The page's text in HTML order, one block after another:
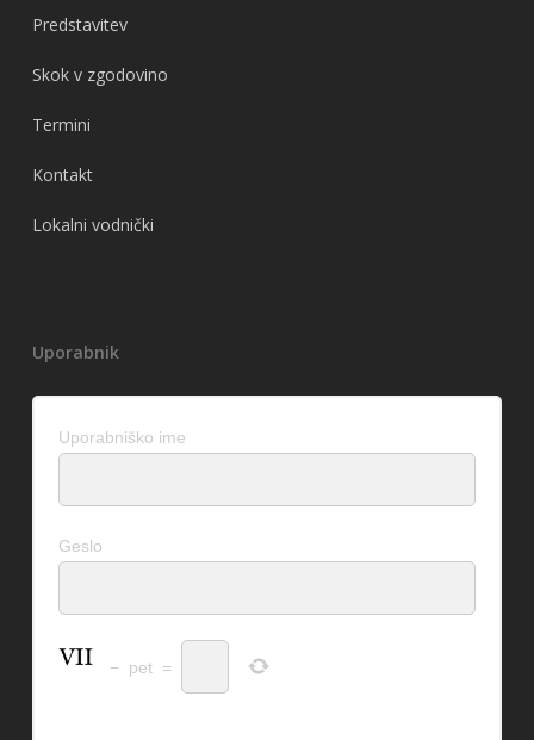
Predstavitev
Skok v zgodovino
Termini
Kontakt
Lokalni vodnički
Uporabnik
Uporabniško ime
Geslo
− pet =